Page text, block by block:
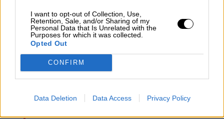
I want to opt-out of Collection, Use,
Retention, Sale, and/or Sharing of my
Personal Data that Is Unrelated with the
Purposes for which it was collected.
Opted Out
CONFIRM
Data Deletion Data Access Privacy Policy